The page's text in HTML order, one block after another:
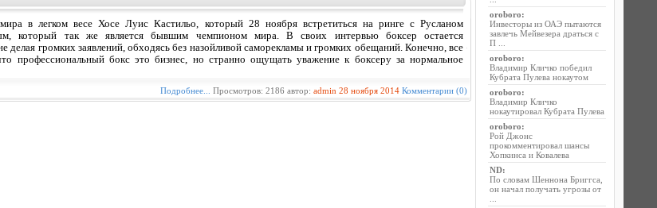
в легком весе Хосе Луис Кастильо, который 28 ноября встретиться на ринге с Русланом
который так же является бывшим чемпионом мира. В своих интервью боксер остается
делая громких заявлений, обходясь без назойливой саморекламы и громких обещаний. Конечно, все
профессиональный бокс это бизнес, но странно ощущать уважение к боксеру за нормальное
Подробнее... Просмотров: 2186 автор: admin 28 ноября 2014 Комментарии (0)
oroboro:
Инвесторы из ОАЭ пытаются
завлечь Мейвезера драться с
П ...
oroboro:
Владимир Кличко победил
Кубрата Пулева нокаутом
oroboro:
Владимир Кличко
нокаутировал Кубрата Пулева
oroboro:
Рой Джонс
прокомментировал шансы
Хопкинса и Ковалева
ND:
По словам Шеннона Бриггса,
он начал получать угрозы от